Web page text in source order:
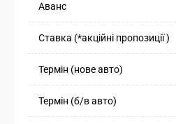
Аванс
Ставка (*акційні пропозиції )
Термін (нове авто)
Термін (б/в авто)